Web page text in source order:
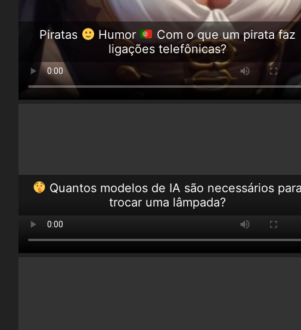
Piratas Humor
Com o que um pirata faz
ligações telefônicas?
Quantos modelos de IA são necessários
trocar uma lâmpada?